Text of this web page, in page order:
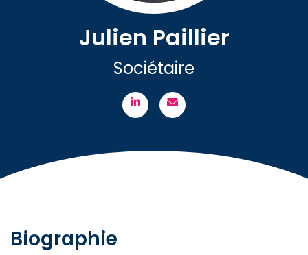
Julien Paillier
Sociétaire
Biographie